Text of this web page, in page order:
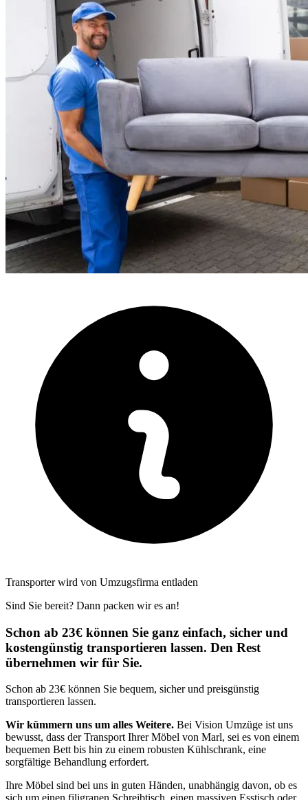
Transporter wird von Umzugsfirma entladen
Sind Sie bereit? Dann packen wir es an!
Schon ab 23€ können Sie ganz einfach, sicher und
kostengünstig transportieren lassen. Den Rest
übernehmen wir für Sie.
Schon ab 23€ können Sie bequem, sicher und preisgünstig
transportieren lassen.
Wir kümmern uns um alles Weitere. Bei Vision Umzüge ist uns
bewusst, dass der Transport Ihrer Möbel von Marl, sei es von einem
bequemen Bett bis hin zu einem robusten Kühlschrank, eine
sorgfältige Behandlung erfordert.
Ihre Möbel sind bei uns in guten Händen, unabhängig davon, ob es